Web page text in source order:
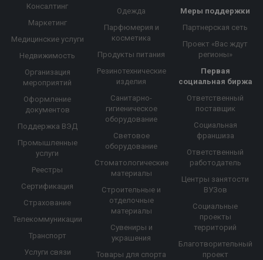
Консалтинг
Маркетинг
Медицинские услуги
Недвижимость
Организация
мероприятий
Оформление
документов
Поддержка ВЭД
Промышленные
услуги
Реестры
Сертификация
Страхование
Телекоммуникации
Транспорт
Услуги связи
Одежда
Парфюмерия и
косметика
Продукты питания
Резинотехнические
изделия
Санитарно-
гигиеническое
оборудование
Световое
оборудование
Стоматологические
материалы
Строительные и
отделочные
материалы
Сувениры и
украшения
Товары для спорта
Меры поддержки
Партнерская сеть
Проект «Вас ждут
регионы»
Первая
социальная биржа
Ответственный
поставщик
Социальная
франшиза
Ответственный
работодатель
Центры занятости
ВУЗов
Социальные
проекты
территорий
Благотворительный
проект